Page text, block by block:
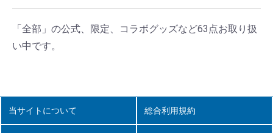
「全部」の公式、限定、コラボグッズなど63点お取り扱
い中です。
当サイトについて 総合利用規約